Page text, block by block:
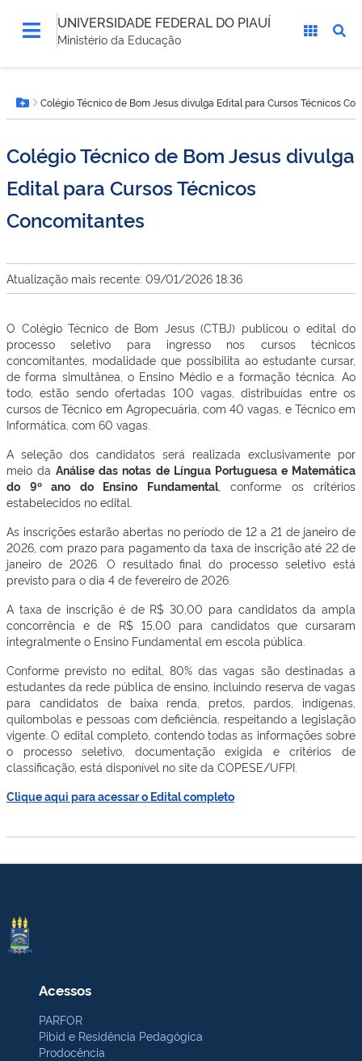
UNIVERSIDADE FEDERAL DO PIAUÍ
Ministério da Educação
está
aqui:Botão Menu
Colégio Técnico de Bom Jesus divulga Edital para Cursos Técnicos
Colégio Técnico de Bom Jesus divulga
Edital para Cursos Técnicos
Concomitantes
Atualização mais recente: 09/01/2026 18:36
O Colégio Técnico de Bom Jesus (CTBJ) publicou o edital do
processo seletivo para ingresso nos cursos técnicos
concomitantes, modalidade que possibilita ao estudante cursar,
de forma simultânea, o Ensino Médio e a formação técnica. Ao
todo, estão sendo ofertadas 100 vagas, distribuídas entre os
cursos de Técnico em Agropecuária, com 40 vagas, e Técnico em
Informática, com 60 vagas.
A seleção dos candidatos será realizada exclusivamente por
meio daAnálise das notas de Língua Portuguesa e Matemática
do 9º ano do Ensino Fundamental, conforme os critérios
estabelecidos no edital.
As inscrições estarão abertas no período de 12 a 21 de janeiro de
2026, com prazo para pagamento da taxa de inscrição até 22 de
janeiro de 2026. O resultado final do processo seletivo está
previsto para o dia 4 de fevereiro de 2026.
A taxa de inscrição é de R$ 30,00 para candidatos da ampla
concorrência e de R$ 15,00 para candidatos que cursaram
integralmente o Ensino Fundamental em escola pública.
Conforme previsto no edital, 80% das vagas são destinadas a
estudantes da rede pública de ensino, incluindo reserva de vagas
para candidatos de baixa renda, pretos, pardos, indígenas,
quilombolas e pessoas com deficiência, respeitando a legislação
vigente. O edital completo, contendo todas as informações sobre
o processo seletivo, documentação exigida e critérios de
classificação, está disponível no site da COPESE/UFPI.
Clique aqui para acessar o Edital completo
Acessos
PARFOR
Pibid e Residência Pedagógica
Prodocência